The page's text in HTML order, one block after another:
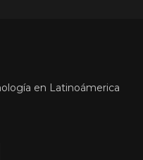
en Latinoámerica